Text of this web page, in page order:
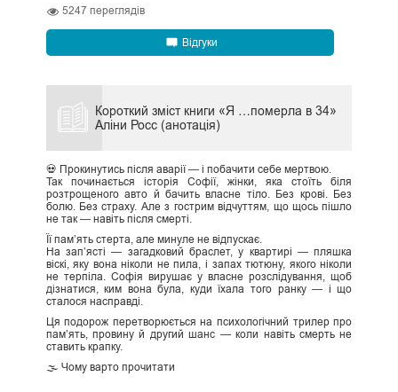
5247 переглядів
Відгуки
Короткий зміст книги «Я …померла в 34»
Аліни Росс (анотація)
💀 Прокинутись після аварії — і побачити себе мертвою.
Так починається історія Софії, жінки, яка стоїть біля
розтрощеного авто й бачить власне тіло. Без крові. Без
болю. Без страху. Але з гострим відчуттям, що щось пішло
не так — навіть після смерті.
Її пам’ять стерта, але минуле не відпускає.
На зап’ясті — загадковий браслет, у квартирі — пляшка
віскі, яку вона ніколи не пила, і запах тютюну, якого ніколи
не терпіла. Софія вирушає у власне розслідування, щоб
дізнатися, ким вона була, куди їхала того ранку — і що
сталося насправді.
Ця подорож перетворюється на психологічний трилер про
пам’ять, провину й другий шанс — коли навіть смерть не
ставить крапку.
🌫️ Чому варто прочитати